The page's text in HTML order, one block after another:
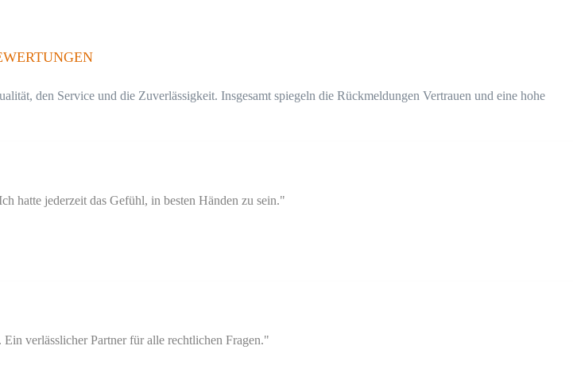
den Service und die Zuverlässigkeit. Insgesamt spiegeln die Rückmeldungen Vertrauen und eine hohe
hatte jederzeit das Gefühl, in besten Händen zu sein."
verlässlicher Partner für alle rechtlichen Fragen."